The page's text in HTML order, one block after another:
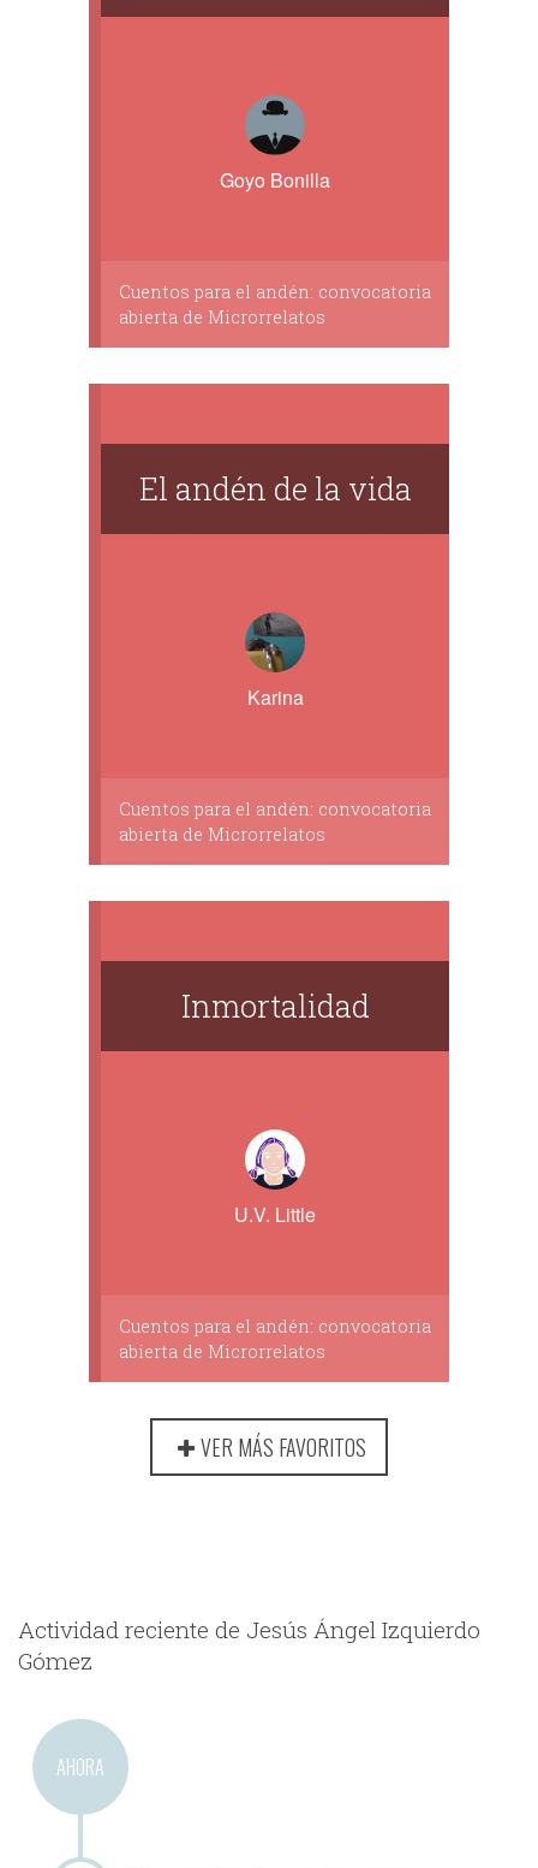
Goyo Bonilla
Cuentos para el andén: convocatoria
abierta de Microrrelatos
El andén de la vida
Karina
Cuentos para el andén: convocatoria
abierta de Microrrelatos
Inmortalidad
U.V. Little
Cuentos para el andén: convocatoria
abierta de Microrrelatos
VER MÁS FAVORITOS
Actividad reciente de Jesús Ángel Izquierdo
Gómez
AHORA